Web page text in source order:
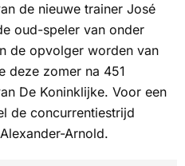
de nieuwe trainer José
oud-speler van onder
de opvolger worden van
deze zomer na 451
De Koninklijke. Voor een
de concurrentiestrijd
Arnold.